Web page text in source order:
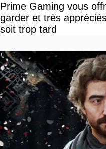
Prime Gaming vous
garder et très
soit trop tard